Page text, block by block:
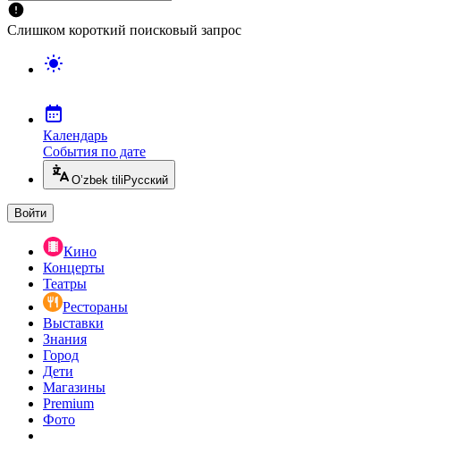
Слишком короткий поисковый запрос
Календарь
События по дате
O’zbek tili Русский
Войти
Кино
Концерты
Театры
Рестораны
Выставки
Знания
Город
Дети
Магазины
Premium
Фото